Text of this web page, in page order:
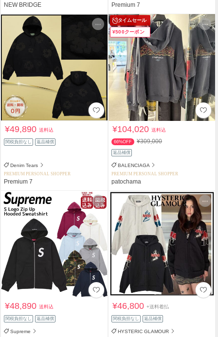
NEW BRIDGE Premium 7
¥49,890送料込
関税負担なし 返品補償
Denim Tears
PREMIUM PERSONAL SHOPPER
Premium 7
タイムセール
¥500クーポン
¥104,020送料込
66%OFF ¥309,000
返品補償
BALENCIAGA
PREMIUM PERSONAL SHOPPER
patochama
¥48,890送料込
関税負担なし 返品補償
Supreme
¥46,800+送料着払
関税負担なし 返品補償
HYSTERIC GLAMOUR